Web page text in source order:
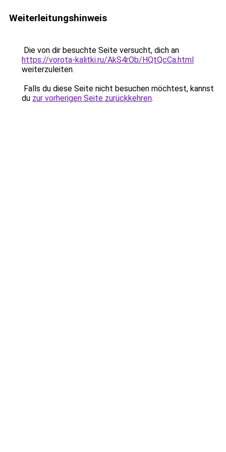
Weiterleitungshinweis
Die von dir besuchte Seite versucht, dich an
https://vorota-kalitki.ru/AkS4rOb/HQtQcCa.html
weiterzuleiten.
Falls du diese Seite nicht besuchen möchtest, kannst
du zur vorherigen Seite zurückkehren.